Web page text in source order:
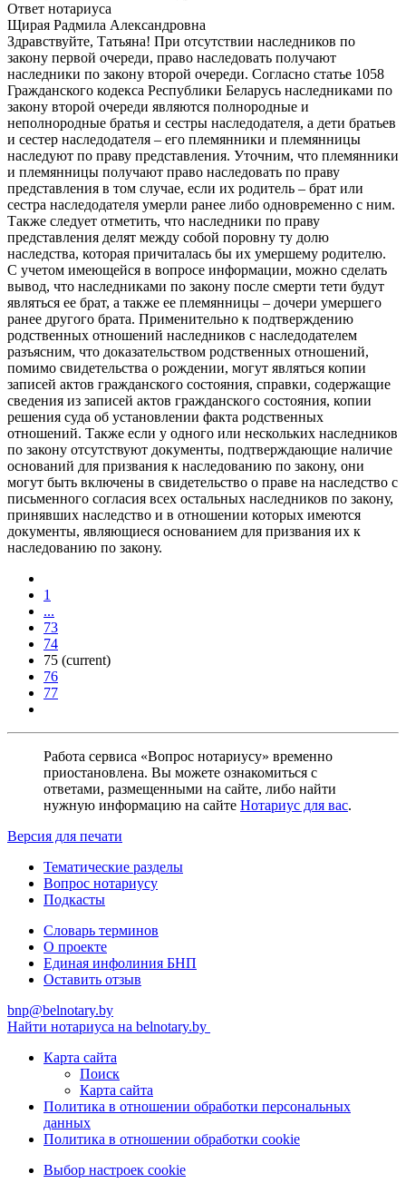
Ответ нотариуса
Щирая Радмила Александровна
Здравствуйте, Татьяна! При отсутствии наследников по
закону первой очереди, право наследовать получают
наследники по закону второй очереди. Согласно статье 1058
Гражданского кодекса Республики Беларусь наследниками по
закону второй очереди являются полнородные и
неполнородные братья и сестры наследодателя, а дети братьев
и сестер наследодателя – его племянники и племянницы
наследуют по праву представления. Уточним, что племянники
и племянницы получают право наследовать по праву
представления в том случае, если их родитель – брат или
сестра наследодателя умерли ранее либо одновременно с ним.
Также следует отметить, что наследники по праву
представления делят между собой поровну ту долю
наследства, которая причиталась бы их умершему родителю.
С учетом имеющейся в вопросе информации, можно сделать
вывод, что наследниками по закону после смерти тети будут
являться ее брат, а также ее племянницы – дочери умершего
ранее другого брата. Применительно к подтверждению
родственных отношений наследников с наследодателем
разъясним, что доказательством родственных отношений,
помимо свидетельства о рождении, могут являться копии
записей актов гражданского состояния, справки, содержащие
сведения из записей актов гражданского состояния, копии
решения суда об установлении факта родственных
отношений. Также если у одного или нескольких наследников
по закону отсутствуют документы, подтверждающие наличие
оснований для призвания к наследованию по закону, они
могут быть включены в свидетельство о праве на наследство с
письменного согласия всех остальных наследников по закону,
принявших наследство и в отношении которых имеются
документы, являющиеся основанием для призвания их к
наследованию по закону.
1
...
73
74
75 (current)
76
77
Работа сервиса «Вопрос нотариусу» временно
приостановлена. Вы можете ознакомиться с
ответами, размещенными на сайте, либо найти
нужную информацию на сайте Нотариус для вас.
Версия для печати
Тематические разделы
Вопрос нотариусу
Подкасты
Словарь терминов
О проекте
Единая инфолиния БНП
Оставить отзыв
bnp@belnotary.by
Найти нотариуса на belnotary.by
Карта сайта
Поиск
Карта сайта
Политика в отношении обработки персональных
данных
Политика в отношении обработки cookie
Выбор настроек cookie